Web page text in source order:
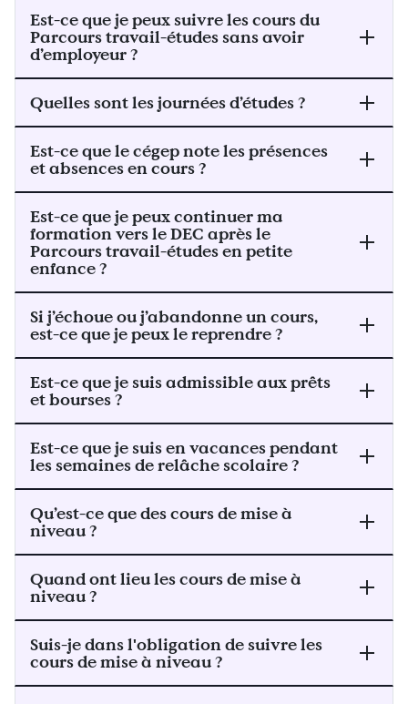
Est-ce que je peux suivre les cours du
Parcours travail-études sans avoir
d’employeur ?
Quelles sont les journées d’études ?
Est-ce que le cégep note les présences
et absences en cours ?
Est-ce que je peux continuer ma
formation vers le DEC après le
Parcours travail-études en petite
enfance ?
Si j’échoue ou j’abandonne un cours,
est-ce que je peux le reprendre ?
Est-ce que je suis admissible aux prêts
et bourses ?
Est-ce que je suis en vacances pendant
les semaines de relâche scolaire ?
Qu’est-ce que des cours de mise à
niveau ?
Quand ont lieu les cours de mise à
niveau ?
Suis-je dans l'obligation de suivre les
cours de mise à niveau ?